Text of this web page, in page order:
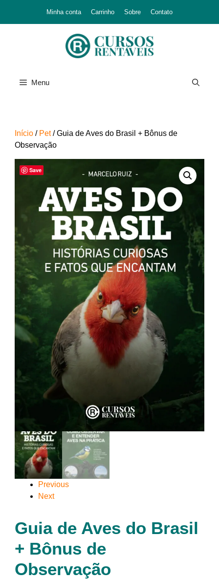
Minha conta Carrinho Sobre Contato
Menu
Início / Pet/ Guia de Aves do Brasil + Bônus de
Observação
Save
Previous
Next
Guia de Aves do Brasil
+ Bônus de
Observação